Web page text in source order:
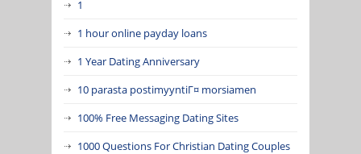
1
1 hour online payday loans
1 Year Dating Anniversary
10 parasta postimyyntiГ¤ morsiamen
100% Free Messaging Dating Sites
1000 Questions For Christian Dating Couples